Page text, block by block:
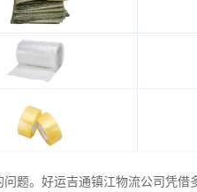
题。好运吉通镇江物流公司凭